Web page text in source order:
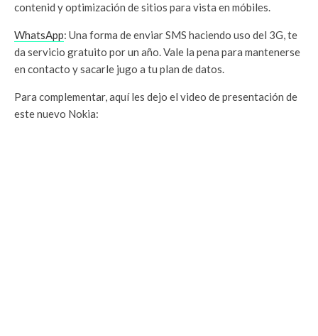
contenid y optimización de sitios para vista en móbiles.
WhatsApp: Una forma de enviar SMS haciendo uso del 3G, te
da servicio gratuito por un año. Vale la pena para mantenerse
en contacto y sacarle jugo a tu plan de datos.
Para complementar, aquí les dejo el video de presentación de
este nuevo Nokia: